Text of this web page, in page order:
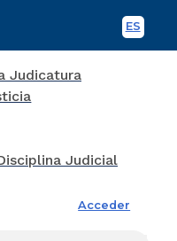
ES
Acceder